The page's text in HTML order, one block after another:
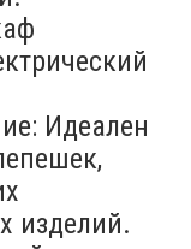
Идеален
изделий.